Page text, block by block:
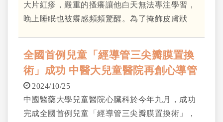
回流異常矯正術的心導管治療案例。
大片紅疹，嚴重的搔癢讓他白天無法專注學習，
晚上睡眠也被癢感頻頻驚醒。為了掩飾皮膚狀
全國首例兒童「經導管三尖瓣膜置換
術」成功 中醫大兒童醫院再創心導管
介入新突破
2024/10/25
中國醫藥大學兒童醫院心臟科於今年九月，成功
完成全國首例兒童「經導管三尖瓣膜置換術」，